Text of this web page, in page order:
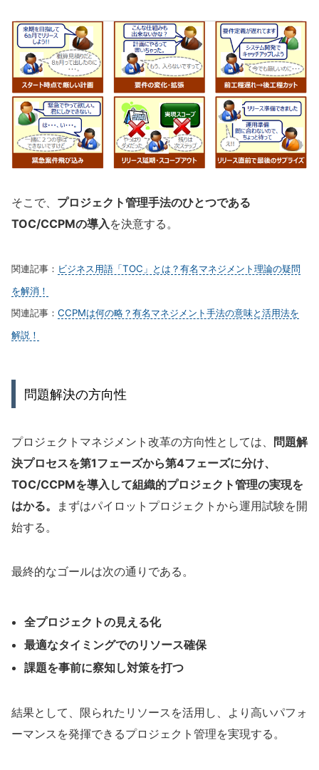
そこで、 プロジェクト管理手法のひとつである
TOC/CCPMの導入 を決意する。
関連記事： ビジネス用語「TOC」とは？有名マネジメント理論の疑問
を解消！
関連記事： CCPMは何の略？有名マネジメント手法の意味と活用法を
解説！
問題解決の方向性
プロジェクトマネジメント改革の方向性としては、 問題解
決プロセスを第1フェーズから第4フェーズに分け、
TOC/CCPMを導入して組織的プロジェクト管理の実現を
はかる。
まずはパイロットプロジェクトから運用試験を開
始する。
最終的なゴールは次の通りである。
全プロジェクトの見える化
最適なタイミングでのリソース確保
課題を事前に察知し対策を打つ
結果として、限られたリソースを活用し、より高いパフォ
ーマンスを発揮できるプロジェクト管理を実現する。